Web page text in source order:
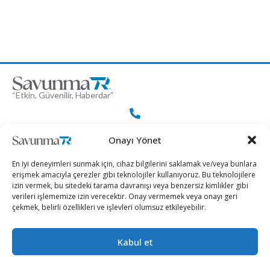
Onayı Yönet
En iyi deneyimleri sunmak için, cihaz bilgilerini saklamak ve/veya bunlara
erişmek amacıyla çerezler gibi teknolojiler kullanıyoruz. Bu teknolojilere
izin vermek, bu sitedeki tarama davranışı veya benzersiz kimlikler gibi
verileri işlememize izin verecektir. Onay vermemek veya onayı geri
çekmek, belirli özellikleri ve işlevleri olumsuz etkileyebilir.
Kabul et
“Etkin, Güvenilir, Haberdar”
+90 530 308 17 96
iletisim@savunmatr.com
2026 © Savunma TR. Tüm Hakları Saklıdır.